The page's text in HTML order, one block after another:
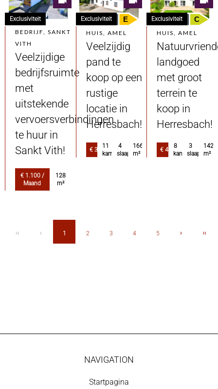
BEDRIJF, SANKT
VITH
Veelzijdige
bedrijfsruimte
met
uitstekende
vervoersverbindingen
te huur in
Sankt Vith!
€ 1.100 /
Maand
128
m²
Exclusiviteit E
HUIS, AMEL
Veelzijdig
pand te
koop op een
rustige
locatie in
Herresbach!
€ 335.000
11
kamers
4
slaapkamers
166.45
m²
Exclusiviteit C
HUIS, AMEL
landgoed
met groot
terrein te
koop in
Herresbach!
€ 450.000
8
kamers
3
m²
Exclusiviteit
1 2 3 4 5
NAVIGATION
Startpagina